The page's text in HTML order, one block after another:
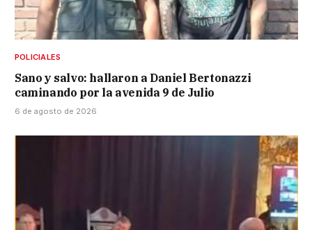
POLICIALES
Sano y salvo: hallaron a Daniel Bertonazzi
caminando por la avenida 9 de Julio
6 de agosto de 2026